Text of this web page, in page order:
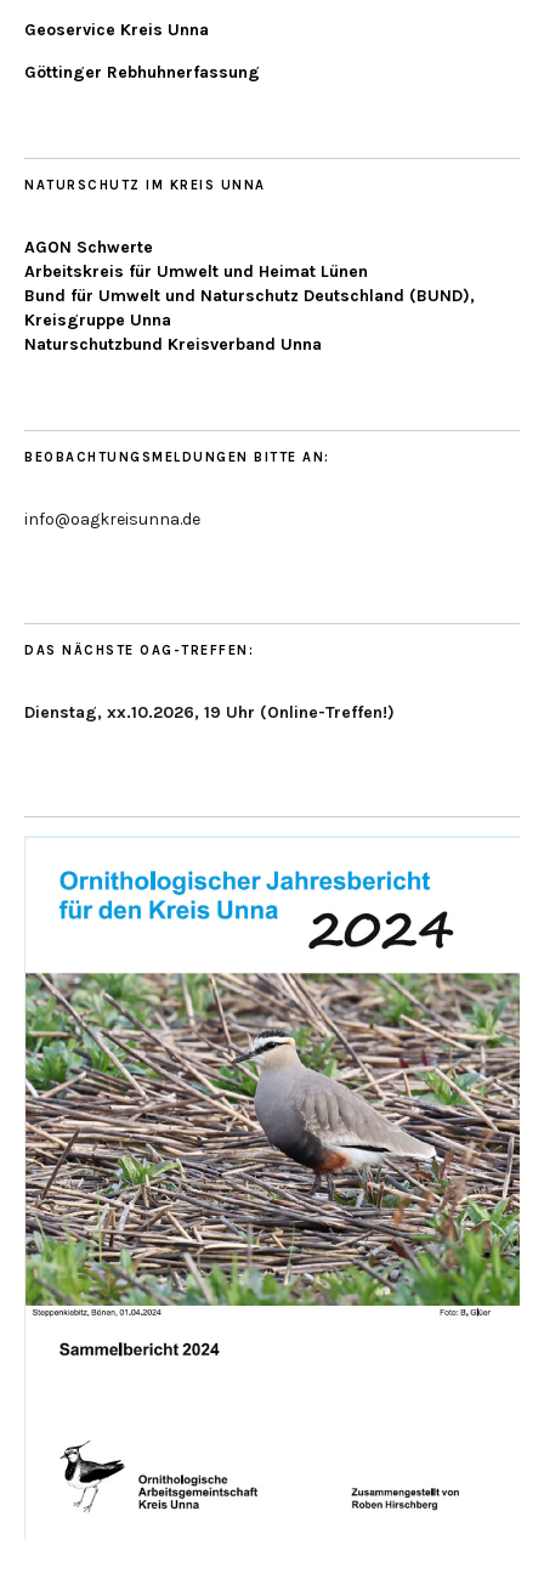
Geoservice Kreis Unna
Göttinger Rebhuhnerfassung
NATURSCHUTZ IM KREIS UNNA
AGON Schwerte
Arbeitskreis für Umwelt und Heimat Lünen
Bund für Umwelt und Naturschutz Deutschland (BUND),
Kreisgruppe Unna
Naturschutzbund Kreisverband Unna
BEOBACHTUNGSMELDUNGEN BITTE AN:
info@oagkreisunna.de
DAS NÄCHSTE OAG-TREFFEN:
Dienstag, xx.10.2026, 19 Uhr (Online-Treffen!)